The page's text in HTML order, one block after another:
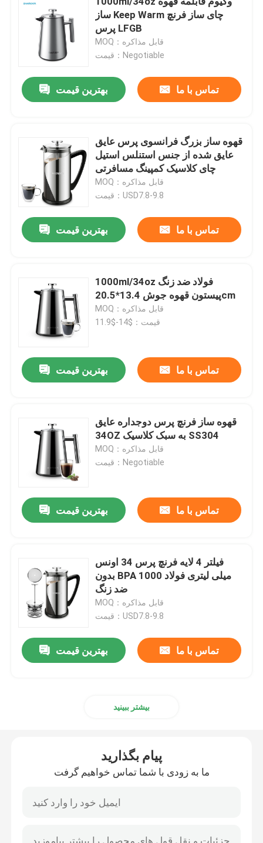
خانه
اطلاعات تماس
محصولات
آسیاب قهوه برقی
آسیاب قهوه سفارشی
آسیاب قهوه مخروطی Burr
دستگاه آسیاب ادویه
ساز Keep Warm چای ساز فرنچ
پرس LFGB
MOQ：قابل مذاکره
قیمت：Negotiable
بهترین قیمت تماس با ما
قهوه ساز بزرگ فرانسوی پرس عایق
عایق شده از جنس استنلس استیل
چای کلاسیک کمپینگ مسافرتی
MOQ：قابل مذاکره
قیمت：USD7.8-9.8
بهترین قیمت تماس با ما
1000ml/34oz فولاد ضد زنگ
پیستون قهوه جوش 13.4*20.5cm
MOQ：قابل مذاکره
قیمت：$14-$11.9
بهترین قیمت تماس با ما
قهوه ساز فرنچ پرس دوجداره عایق
34OZ به سبک کلاسیک SS304
MOQ：قابل مذاکره
قیمت：Negotiable
بهترین قیمت تماس با ما
فیلتر 4 لایه فرنچ پرس 34 اونس
بدون BPA 1000 میلی لیتری فولاد
ضد زنگ
MOQ：قابل مذاکره
قیمت：USD7.8-9.8
بهترین قیمت تماس با ما
بیشتر ببینید
پیام بگذارید
ما به زودی با شما تماس خواهیم گرفت